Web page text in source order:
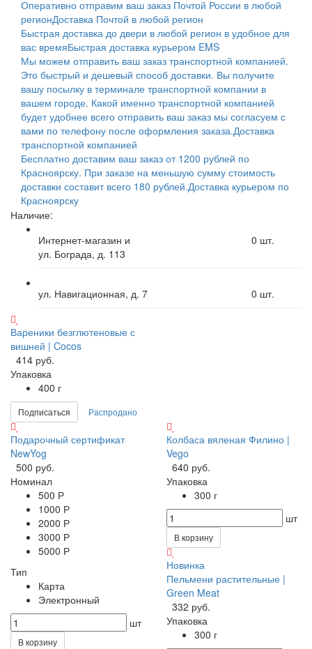
Оперативно отправим ваш заказ Почтой России в любой
регионДоставка Почтой в любой регион
Быстрая доставка до двери в любой регион в удобное для
вас времяБыстрая доставка курьером EMS
Мы можем отправить ваш заказ транспортной компанией.
Это быстрый и дешевый способ доставки. Вы получите
вашу посылку в терминале транспортной компании в
вашем городе. Какой именно транспортной компанией
будет удобнее всего отправить ваш заказ мы согласуем с
вами по телефону после оформления заказа.Доставка
транспортной компанией
Бесплатно доставим ваш заказ от 1200 рублей по
Красноярску. При заказе на меньшую сумму стоимость
доставки составит всего 180 рублей.Доставка курьером по
Красноярску
Наличие:
Интернет-магазин и
ул. Бограда, д. 113
0 шт.
ул. Навигационная, д. 7 0 шт.
Вареники безглютеновые с
вишней | Cocos
414 руб.
Упаковка
400 г
Подписаться Распродано
Подарочный сертификат
NewYog
500 руб.
Номинал
500 Р
1000 Р
2000 Р
3000 Р
5000 Р
Тип
Карта
Электронный
шт
В корзину
Колбаса вяленая Филино |
Vego
640 руб.
Упаковка
300 г
шт
В корзину
Новинка
Пельмени растительные |
Green Meat
332 руб.
Упаковка
300 г